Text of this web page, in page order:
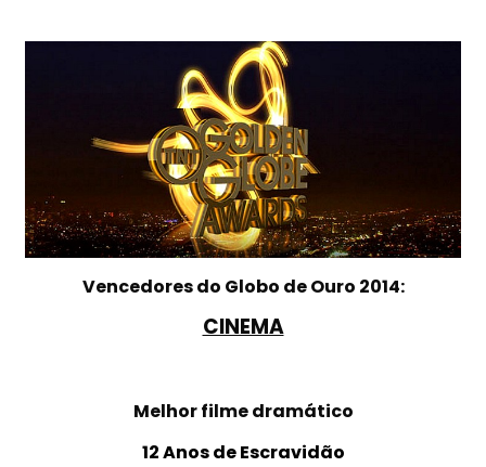
Vencedores do Globo de Ouro 2014:
CINEMA
Melhor filme dramático
12 Anos de Escravidão